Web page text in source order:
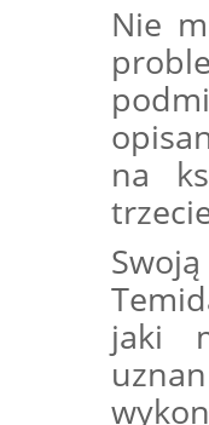
Nie
na
jaki